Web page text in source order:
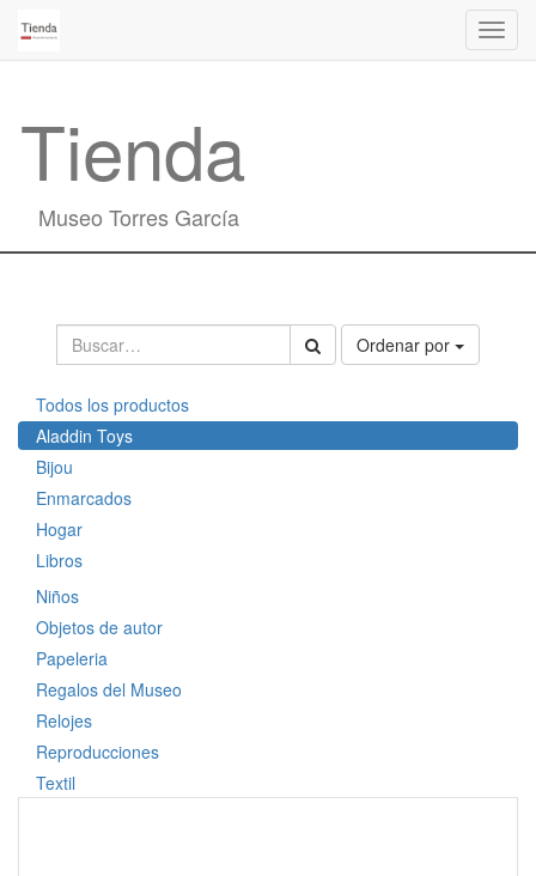
Tienda
Museo Torres García
Ordenar por
Todos los productos
Aladdin Toys
Bijou
Enmarcados
Hogar
Libros
Niños
Objetos de autor
Papeleria
Regalos del Museo
Relojes
Reproducciones
Textil